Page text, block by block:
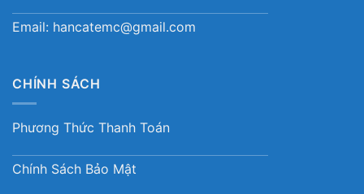
Email: hancatemc@gmail.com
CHÍNH SÁCH
Phương Thức Thanh Toán
Chính Sách Bảo Mật